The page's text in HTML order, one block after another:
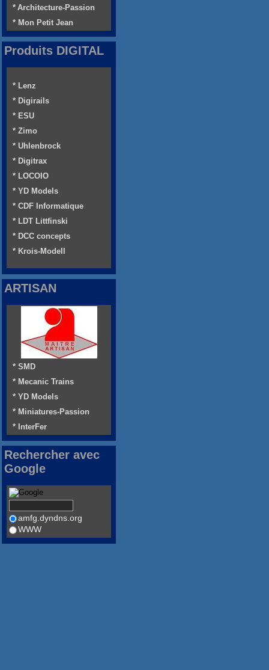
* Architecture-Passion
* Mon Petit Jean
Produits DIGITAL
* Lenz
* Digirails
* ESU
* Zimo
* Uhlenbrock
* Digitrax
* LOCOIO
* YD Models
* CDF Informatique
* LDT Littfinski
* DCC concepts
* Krois-Modell
ARTISAN
* SMD
* Mecanic Trains
* YD Models
* Miniatures-Passion
* InterFer
Rechercher avec
Google
amfg.dyndns.org
WWW